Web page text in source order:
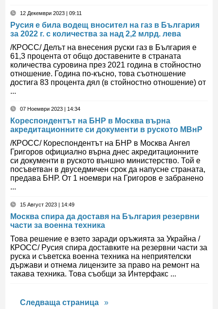
12 Декември 2023 | 09:11
Русия е била водещ вносител на газ в България
за 2022 г. с количества за над 2,2 млрд. лева
/КРОСС/ Делът на внесения руски газ в България е
61,3 процента от общо доставените в страната
количества суровина през 2021 година в стойностно
отношение. Година по-късно, това съотношение
достига 83 процента дял (в стойностно отношение) от
...
07 Ноември 2023 | 14:34
Кореспондентът на БНР в Москва върна
акредитационните си документи в руското МВнР
/КРОСС/ Кореспондентът на БНР в Москва Ангел
Григоров официално върна днес акредитационните
си документи в руското външно министерство. Той е
посъветван в двуседмичен срок да напусне страната,
предава БНР. От 1 ноември на Григоров е забранено
...
15 Август 2023 | 14:49
Москва спира да доставя на България резервни
части за военна техника
Това решение е взето заради оръжията за Украйна /
КРОСС/ Русия спира доставките на резервни части за
руска и съветска военна техника на неприятелски
държави и отнема лицензите за право на ремонт на
такава техника. Това съобщи за Интерфакс ...
Следваща страница